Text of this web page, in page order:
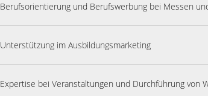
Berufsorientierung und Berufswerbung bei Messen
Unterstützung im Ausbildungsmarketing
Expertise bei Veranstaltungen und Durchführung von